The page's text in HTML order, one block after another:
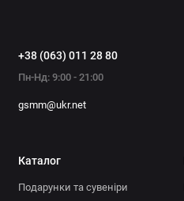
+38 (063) 011 28 80
Пн-Нд: 9:00 - 21:00
gsmm@ukr.net
Каталог
Подарунки та сувеніри